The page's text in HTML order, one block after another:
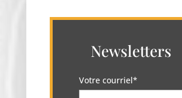
Newsletters
Votre courriel*